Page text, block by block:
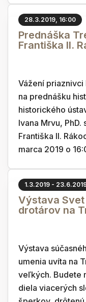
28.3.2019, 16:00
Prednáška
Františka II.
Vážení
na prednášku
historického
Ivana Mrvu,
Františka II.
marca 2019 o
1.3.2019 -
Výstava
drotárov na
Výstava
umenia uvíta na
veľkých. Budete
diela viacerých